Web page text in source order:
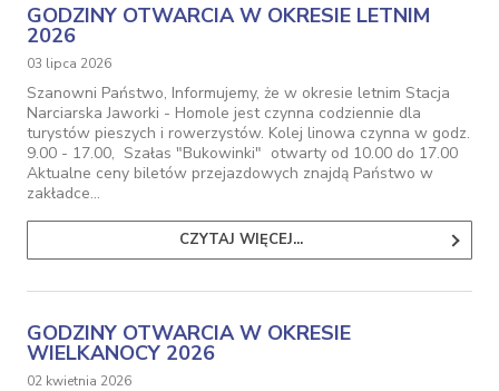
GODZINY OTWARCIA W OKRESIE LETNIM
2026
03 lipca 2026
Szanowni Państwo, Informujemy, że w okresie letnim Stacja
Narciarska Jaworki - Homole jest czynna codziennie dla
turystów pieszych i rowerzystów. Kolej linowa czynna w godz.
9.00 - 17.00, Szałas "Bukowinki" otwarty od 10.00 do 17.00
Aktualne ceny biletów przejazdowych znajdą Państwo w
zakładce…
CZYTAJ WIĘCEJ...
GODZINY OTWARCIA W OKRESIE
WIELKANOCY 2026
02 kwietnia 2026